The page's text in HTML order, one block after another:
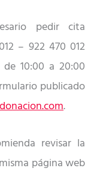
pedir cita
– 922 470 012
10:00 a 20:00
publicado
.
revisar la
página web